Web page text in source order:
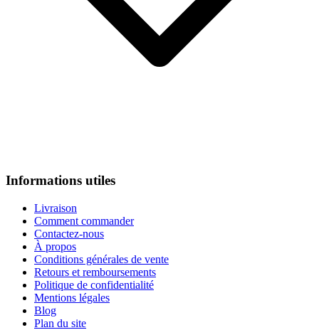
Informations utiles
Livraison
Comment commander
Contactez-nous
À propos
Conditions générales de vente
Retours et remboursements
Politique de confidentialité
Mentions légales
Blog
Plan du site